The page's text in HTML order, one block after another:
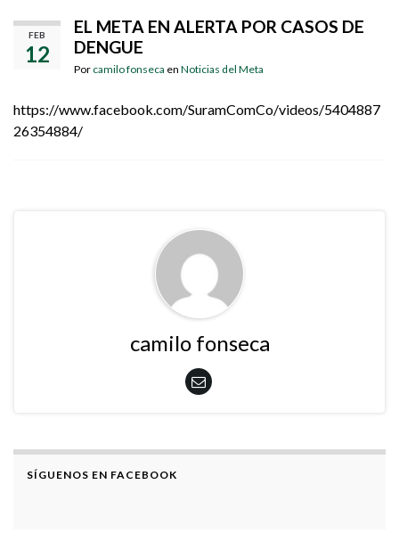
FEB
12
EL META EN ALERTA POR CASOS DE
DENGUE
Por camilo fonseca en Noticias del Meta
https://www.facebook.com/SuramComCo/videos/5404887
26354884/
camilo fonseca
SÍGUENOS EN FACEBOOK